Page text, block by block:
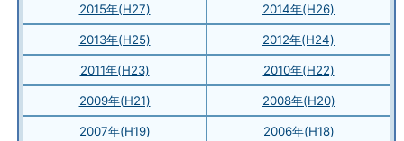
2015年(H27) 2014年(H26)
2013年(H25) 2012年(H24)
2011年(H23) 2010年(H22)
2009年(H21) 2008年(H20)
2007年(H19) 2006年(H18)